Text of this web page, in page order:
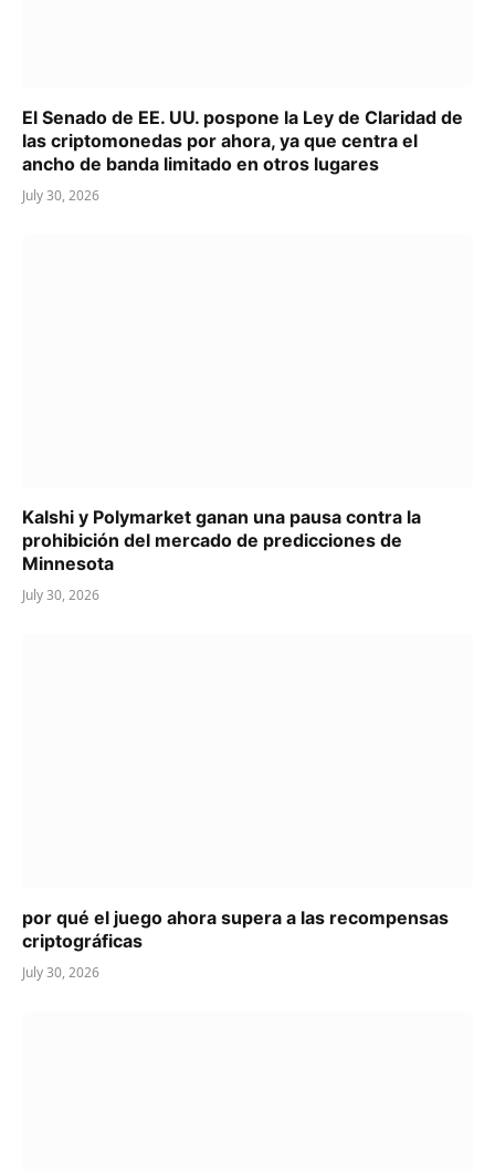
El Senado de EE. UU. pospone la Ley de Claridad de
las criptomonedas por ahora, ya que centra el
ancho de banda limitado en otros lugares
July 30, 2026
Kalshi y Polymarket ganan una pausa contra la
prohibición del mercado de predicciones de
Minnesota
July 30, 2026
por qué el juego ahora supera a las recompensas
criptográficas
July 30, 2026